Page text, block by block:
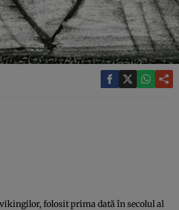
folosit prima dată în secolul al